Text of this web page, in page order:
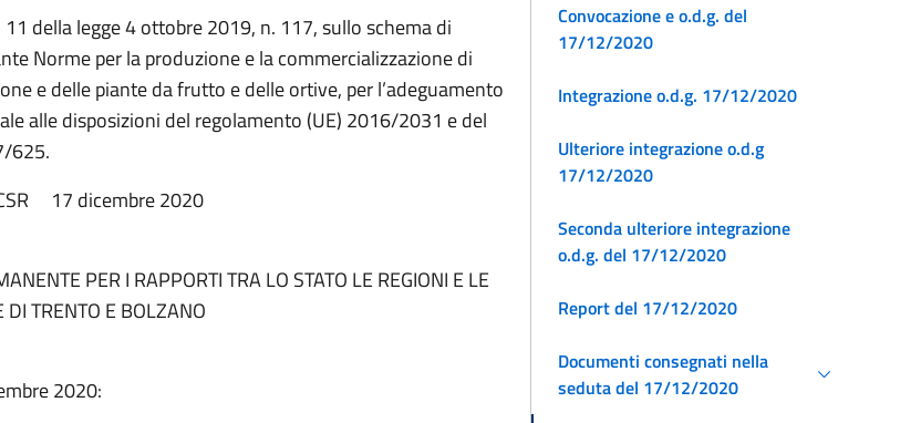
11 della legge 4 ottobre 2019, n. 117, sullo schema di
Norme per la produzione e la commercializzazione di
e delle piante da frutto e delle ortive, per l’adeguamento
alle disposizioni del regolamento (UE) 2016/2031 e del
625.
17 dicembre 2020
PER I RAPPORTI TRA LO STATO LE REGIONI E LE
TRENTO E BOLZANO
2020:
Convocazione e o.d.g. del
17/12/2020
Integrazione o.d.g. 17/12/2020
Ulteriore integrazione o.d.g
17/12/2020
Seconda ulteriore integrazione
o.d.g. del 17/12/2020
Report del 17/12/2020
Documenti consegnati nella
seduta del 17/12/2020